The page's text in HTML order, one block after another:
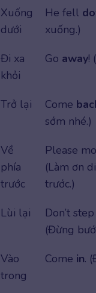
Xuống
dưới
He fell
xuống.)
Đi xa
khỏi
Go away!
Trở lại Come
sớm nhé.)
Về
phía
trước
Please
(Làm ơn
trước.)
Lùi lại Don’t step
(Đừng
Vào
trong
Come in.